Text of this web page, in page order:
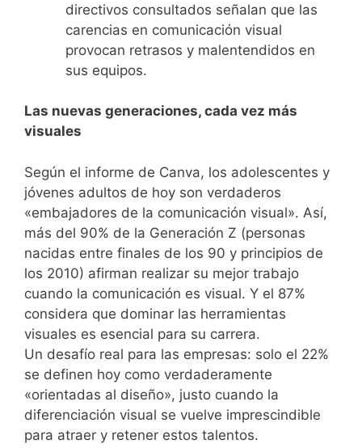
directivos consultados señalan que las
carencias en comunicación visual
provocan retrasos y malentendidos en
sus equipos.
Las nuevas generaciones, cada vez más
visuales
Según el informe de Canva, los adolescentes y
jóvenes adultos de hoy son verdaderos
«embajadores de la comunicación visual». Así,
más del 90% de la Generación Z (personas
nacidas entre finales de los 90 y principios de
los 2010) afirman realizar su mejor trabajo
cuando la comunicación es visual. Y el 87%
considera que dominar las herramientas
visuales es esencial para su carrera.
Un desafío real para las empresas: solo el 22%
se definen hoy como verdaderamente
«orientadas al diseño», justo cuando la
diferenciación visual se vuelve imprescindible
para atraer y retener estos talentos.